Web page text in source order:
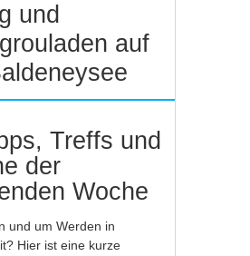
und
auf
Treffs und
der
Woche
und um Werden in
Hier ist eine kurze